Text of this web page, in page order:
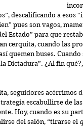
descalificando a esos
pues son vagos,
Estado” para que
cerquita, cuando las
quemen buses.
Dictadura”. ¿Al fin
seguidores acérrimos
escabullirse de
Hoy, cuando es su
del salón, “tirarse el